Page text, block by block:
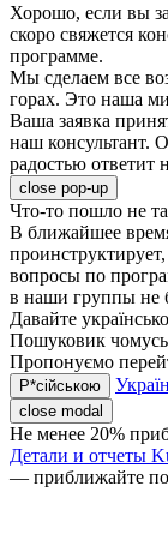
Хорошо, если вы
скоро свяжется
программе.
Мы сделаем все
горах. Это наша
Ваша заявка
наш консультант.
радостью ответит
close pop-up
Что-то пошло не
В ближайшее
вопросы по
в наши группы не
Давайте
Пошуковик чомусь
Пропонуємо
Р*сійською
close modal
Не менее 20%
Детали и отчеты
— приближайте